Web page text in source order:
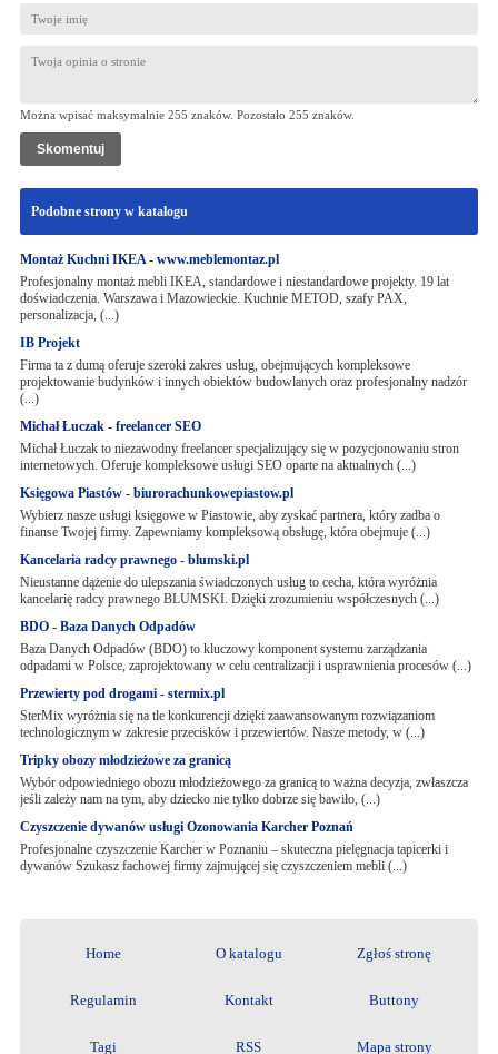
Można wpisać maksymalnie 255 znaków. Pozostało 255 znaków.
Podobne strony w katalogu
Montaż Kuchni IKEA - www.meblemontaz.pl
Profesjonalny montaż mebli IKEA, standardowe i niestandardowe projekty. 19 lat
doświadczenia. Warszawa i Mazowieckie. Kuchnie METOD, szafy PAX,
personalizacja, (...)
IB Projekt
Firma ta z dumą oferuje szeroki zakres usług, obejmujących kompleksowe
projektowanie budynków i innych obiektów budowlanych oraz profesjonalny nadzór
(...)
Michał Łuczak - freelancer SEO
Michał Łuczak to niezawodny freelancer specjalizujący się w pozycjonowaniu stron
internetowych. Oferuje kompleksowe usługi SEO oparte na aktualnych (...)
Księgowa Piastów - biurorachunkowepiastow.pl
Wybierz nasze usługi księgowe w Piastowie, aby zyskać partnera, który zadba o
finanse Twojej firmy. Zapewniamy kompleksową obsługę, która obejmuje (...)
Kancelaria radcy prawnego - blumski.pl
Nieustanne dążenie do ulepszania świadczonych usług to cecha, która wyróżnia
kancelarię radcy prawnego BLUMSKI. Dzięki zrozumieniu współczesnych (...)
BDO - Baza Danych Odpadów
Baza Danych Odpadów (BDO) to kluczowy komponent systemu zarządzania
odpadami w Polsce, zaprojektowany w celu centralizacji i usprawnienia procesów (...)
Przewierty pod drogami - stermix.pl
SterMix wyróżnia się na tle konkurencji dzięki zaawansowanym rozwiązaniom
technologicznym w zakresie przecisków i przewiertów. Nasze metody, w (...)
Tripky obozy młodzieżowe za granicą
Wybór odpowiedniego obozu młodzieżowego za granicą to ważna decyzja, zwłaszcza
jeśli zależy nam na tym, aby dziecko nie tylko dobrze się bawiło, (...)
Czyszczenie dywanów usługi Ozonowania Karcher Poznań
Profesjonalne czyszczenie Karcher w Poznaniu – skuteczna pielęgnacja tapicerki i
dywanów Szukasz fachowej firmy zajmującej się czyszczeniem mebli (...)
Home O katalogu Zgłoś stronę
Regulamin Kontakt Buttony
Tagi RSS Mapa strony